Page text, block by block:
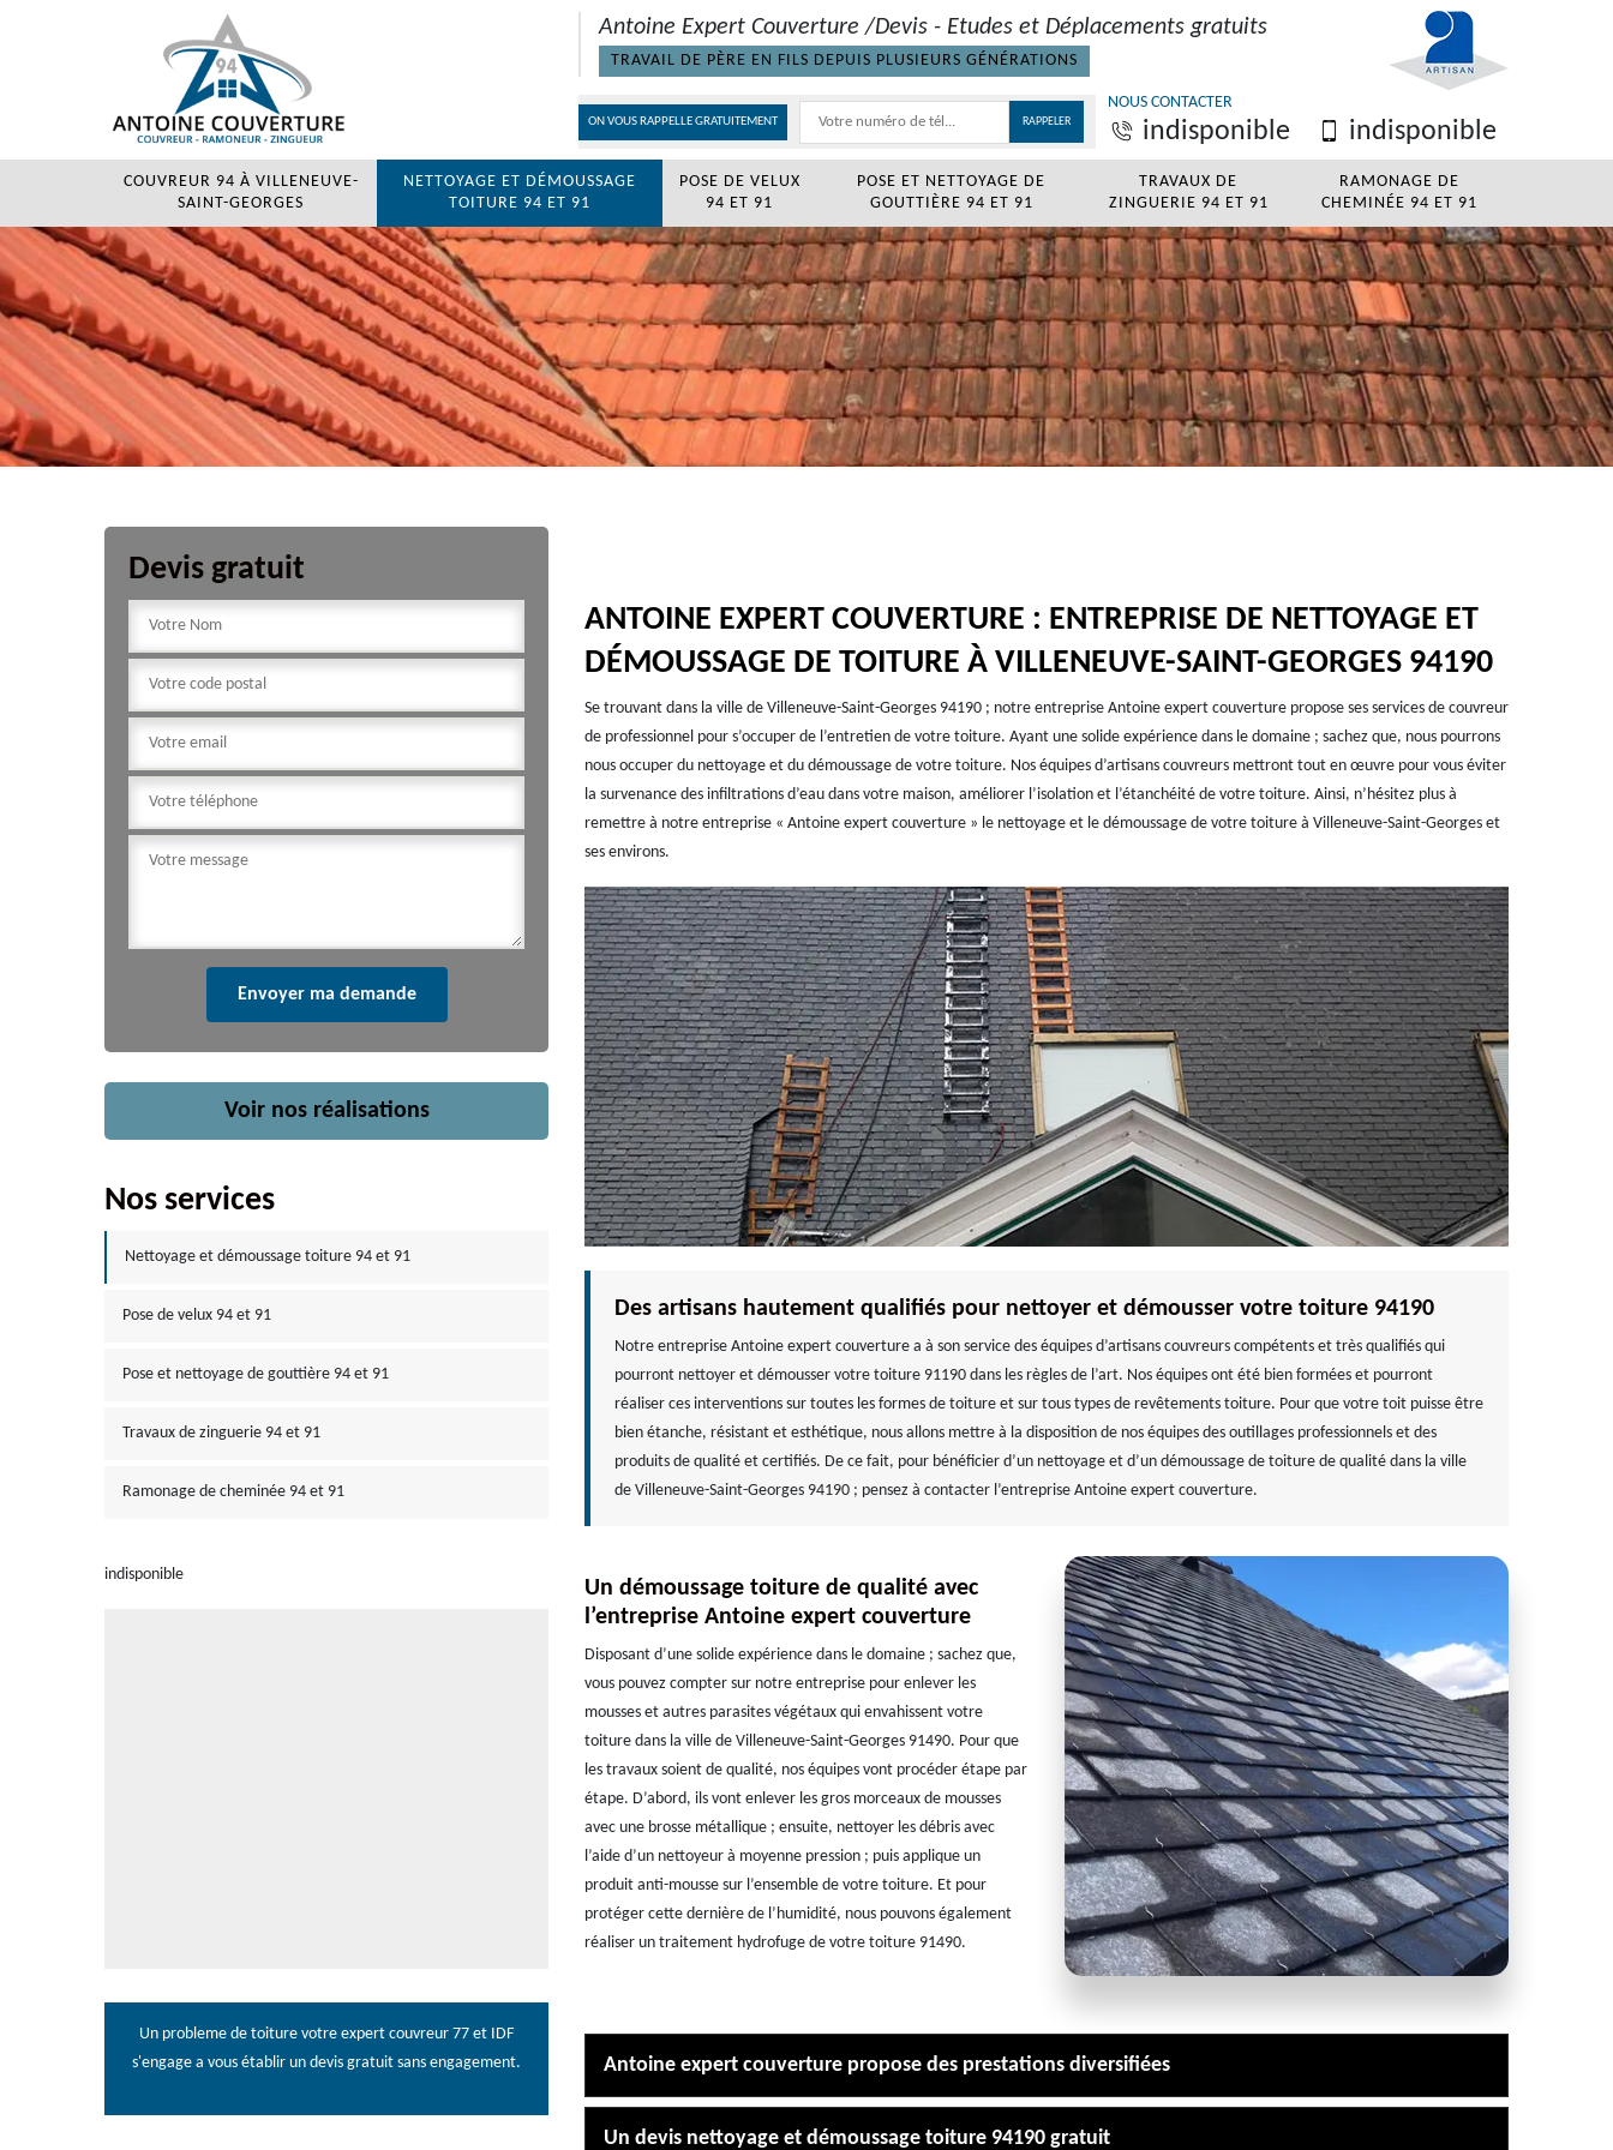
Antoine Expert Couverture /Devis - Etudes et Déplacements gratuits
TRAVAIL DE PÈRE EN FILS DEPUIS PLUSIEURS GÉNÉRATIONS
ON VOUS RAPPELLE GRATUITEMENT
NOUS CONTACTER
indisponible indisponible
COUVREUR 94 À VILLENEUVE-
SAINT-GEORGES
NETTOYAGE ET DÉMOUSSAGE
TOITURE 94 ET 91
POSE DE VELUX
94 ET 91
POSE ET NETTOYAGE DE
GOUTTIÈRE 94 ET 91
TRAVAUX DE
ZINGUERIE 94 ET 91
RAMONAGE DE
CHEMINÉE 94 ET 91
Devis gratuit
Voir nos réalisations
Nos services
Nettoyage et démoussage toiture 94 et 91
Pose de velux 94 et 91
Pose et nettoyage de gouttière 94 et 91
Travaux de zinguerie 94 et 91
Ramonage de cheminée 94 et 91
indisponible
Un probleme de toiture votre expert couvreur 77 et IDF
s'engage a vous établir un devis gratuit sans engagement.
ANTOINE EXPERT COUVERTURE : ENTREPRISE DE NETTOYAGE ET
DÉMOUSSAGE DE TOITURE À VILLENEUVE-SAINT-GEORGES 94190
Se trouvant dans la ville de Villeneuve-Saint-Georges 94190 ; notre entreprise Antoine expert couverture propose ses services de couvreur
de professionnel pour s’occuper de l’entretien de votre toiture. Ayant une solide expérience dans le domaine ; sachez que, nous pourrons
nous occuper du nettoyage et du démoussage de votre toiture. Nos équipes d’artisans couvreurs mettront tout en œuvre pour vous éviter
la survenance des infiltrations d’eau dans votre maison, améliorer l’isolation et l’étanchéité de votre toiture. Ainsi, n’hésitez plus à
remettre à notre entreprise « Antoine expert couverture » le nettoyage et le démoussage de votre toiture à Villeneuve-Saint-Georges et
ses environs.
Des artisans hautement qualifiés pour nettoyer et démousser votre toiture 94190
Notre entreprise Antoine expert couverture a à son service des équipes d’artisans couvreurs compétents et très qualifiés qui
pourront nettoyer et démousser votre toiture 91190 dans les règles de l’art. Nos équipes ont été bien formées et pourront
réaliser ces interventions sur toutes les formes de toiture et sur tous types de revêtements toiture. Pour que votre toit puisse être
bien étanche, résistant et esthétique, nous allons mettre à la disposition de nos équipes des outillages professionnels et des
produits de qualité et certifiés. De ce fait, pour bénéficier d’un nettoyage et d’un démoussage de toiture de qualité dans la ville
de Villeneuve-Saint-Georges 94190 ; pensez à contacter l’entreprise Antoine expert couverture.
Un démoussage toiture de qualité avec
l’entreprise Antoine expert couverture
Disposant d’une solide expérience dans le domaine ; sachez que,
vous pouvez compter sur notre entreprise pour enlever les
mousses et autres parasites végétaux qui envahissent votre
toiture dans la ville de Villeneuve-Saint-Georges 91490. Pour que
les travaux soient de qualité, nos équipes vont procéder étape par
étape. D’abord, ils vont enlever les gros morceaux de mousses
avec une brosse métallique ; ensuite, nettoyer les débris avec
l’aide d’un nettoyeur à moyenne pression ; puis applique un
produit anti-mousse sur l’ensemble de votre toiture. Et pour
protéger cette dernière de l’humidité, nous pouvons également
réaliser un traitement hydrofuge de votre toiture 91490.
Antoine expert couverture propose des prestations diversifiées
Un devis nettoyage et démoussage toiture 94190 gratuit